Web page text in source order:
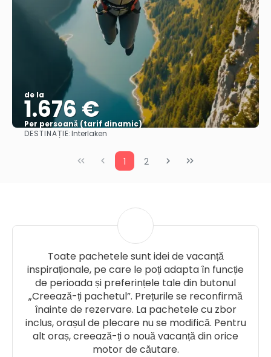
de la
1.676 €
Per persoană (tarif dinamic)
Vezi mai multe
DESTINAȚIE:Interlaken
1 2
Toate pachetele sunt idei de vacanță
inspiraționale, pe care le poți adapta în funcție
de perioada și preferințele tale din butonul
„Creează-ți pachetul”. Prețurile se reconfirmă
înainte de rezervare. La pachetele cu zbor
inclus, orașul de plecare nu se modifică. Pentru
alt oraș, creează-ți o nouă vacanță din orice
motor de căutare.